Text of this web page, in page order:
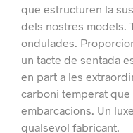
que estructuren la
dels nostres models.
ondulades.
un tacte de sentada
en part a les
carboni temperat
embarcacions. Un
qualsevol fabricant.